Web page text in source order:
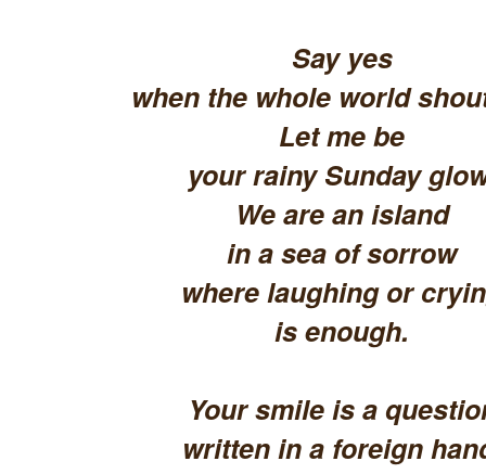
Say yes
when the whole world
Let me be
your rainy Sunday
We are an island
in a sea of sorrow
where laughing or
is enough.
Your smile is a
written in a foreign